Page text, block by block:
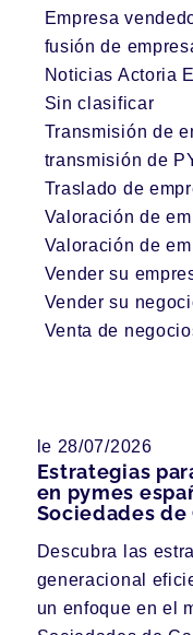
Empresa
fusión de
Noticias Actoria
Sin clasificar
Transmisión de
transmisión de
Traslado de
Valoración de
Valoración de
Vender su
Vender su
Venta de
le 28/07/2026
Estrategias
en pymes
Sociedades de
Descubra las
generacional
un enfoque en el